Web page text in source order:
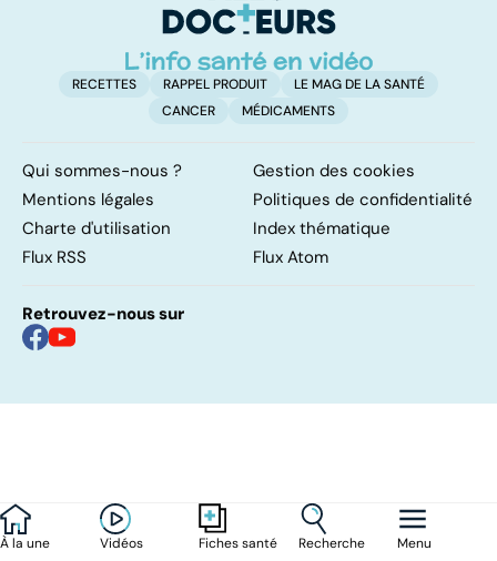
À la une Vidéos Fiches santé Recherche Menu
RECETTES RAPPEL PRODUIT
LE MAG DE LA SANTÉ
CANCER
MÉDICAMENTS
Qui sommes-nous ?
Gestion des cookies
Mentions légales
Politiques de confidentialité
Charte d'utilisation
Index thématique
Flux RSS
Flux Atom
Retrouvez-nous sur